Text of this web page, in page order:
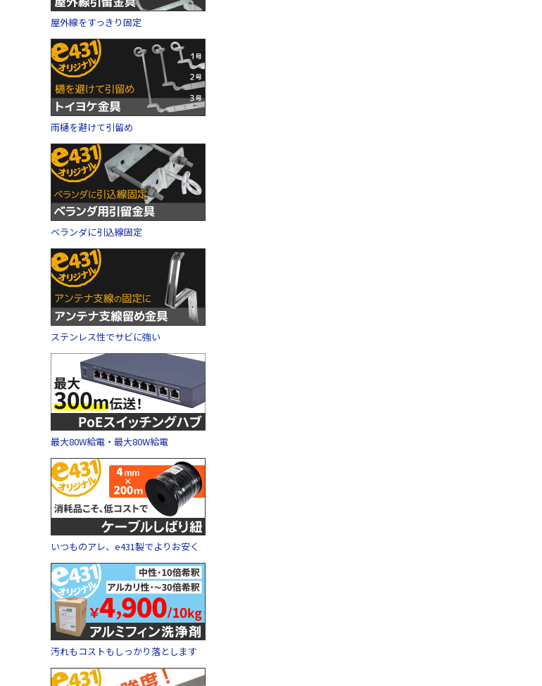
屋外線をすっきり固定
雨樋を避けて引留め
ベランダに引込線固定
ステンレス性でサビに強い
最大80W給電・最大80W給電
いつものアレ、e431製でよりお安く
汚れもコストもしっかり落とします